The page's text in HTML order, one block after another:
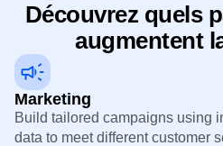
Découvrez quels
augmentent
Marketing
Build tailored campaigns using
data to meet different customer